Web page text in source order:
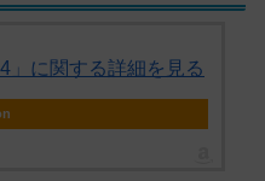
」に関する詳細を見る